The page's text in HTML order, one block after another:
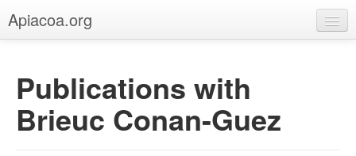
Apiacoa.org
Blog
Research
Publications with
Brieuc Conan-Guez